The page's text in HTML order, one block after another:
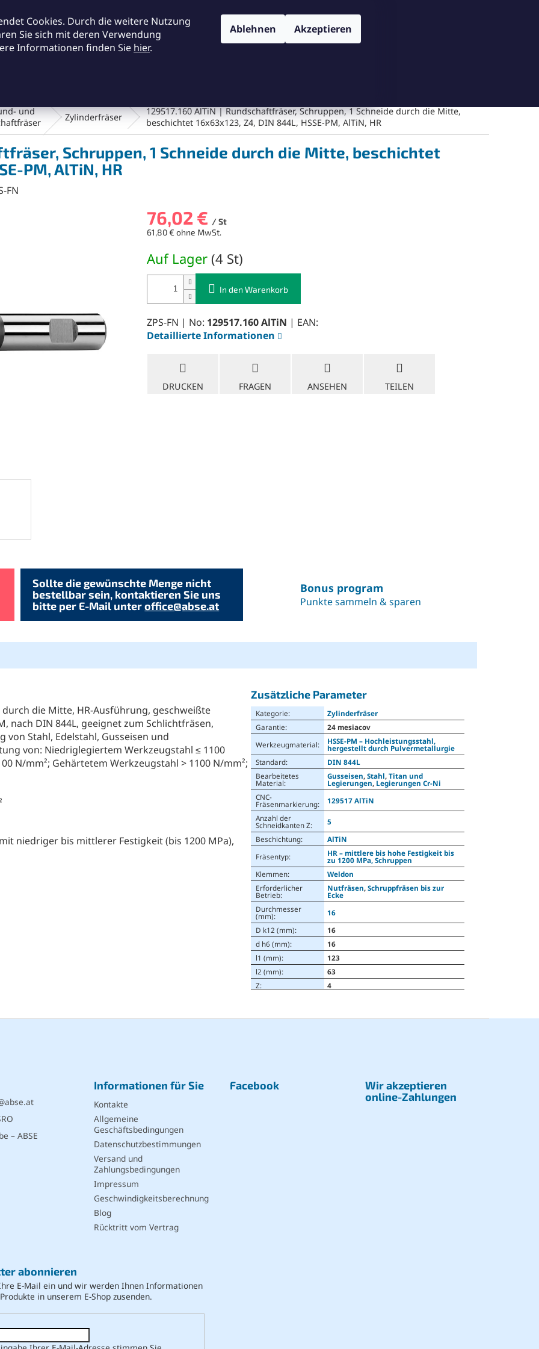
Cookies. Durch die weitere Nutzung
Sie sich mit deren Verwendung
Informationen finden Sie hier.
Ablehnen Akzeptieren
und Bürsten
und
Zylinderfräser
129517.160 AlTiN | Rundschaftfräser, Schruppen, 1 Schneide durch die Mitte,
beschichtet 16x63x123, Z4, DIN 844L, HSSE-PM, AlTiN, HR
Schruppen, 1 Schneide durch die Mitte, beschichtet
PM, AlTiN, HR
FN
76,02 € / St
61,80 € ohne MwSt.
Auf Lager (4 St)
In den Warenkorb
ZPS-FN | No: 129517.160 AlTiN | EAN:
Detaillierte Informationen
DRUCKEN FRAGEN ANSEHEN TEILEN
Sollte die gewünschte Menge nicht
bestellbar sein, kontaktieren Sie uns
bitte per E-Mail unteroffice@abse.at
Bonus program
Punkte sammeln & sparen
die Mitte, HR-Ausführung, geschweißte
nach DIN 844L, geeignet zum Schlichtfräsen,
von Stahl, Edelstahl, Gusseisen und
von: Niedriglegiertem Werkzeugstahl ≤ 1100
N/mm²; Gehärtetem Werkzeugstahl > 1100 N/mm²;
niedriger bis mittlerer Festigkeit (bis 1200 MPa),
Zusätzliche Parameter
Kategorie:
Zylinderfräser
Garantie:
24 mesiacov
Werkzeugmaterial: HSSE-PM – Hochleistungsstahl,
hergestellt durch Pulvermetallurgie
Standard:
DIN 844L
Bearbeitetes
Material:
Gusseisen,Stahl,Titan und
Legierungen, Legierungen Cr-Ni
CNC-
Fräsenmarkierung:
129517 AlTiN
Anzahl der
Schneidkanten Z:
5
Beschichtung:
AlTiN
Fräsentyp: HR – mittlere bis hohe Festigkeit bis
zu 1200 MPa, Schruppen
Klemmen:
Weldon
Erforderlicher
Betrieb:
Nutfräsen,Schruppfräsen bis zur
Ecke
Durchmesser
(mm):
16
D k12 (mm):
16
d h6 (mm):
16
l1 (mm):
123
l2 (mm):
63
Z: 4
abse.at
– ABSE
Informationen für Sie
Kontakte
Allgemeine
Geschäftsbedingungen
Datenschutzbestimmungen
Versand und
Zahlungsbedingungen
Impressum
Geschwindigkeitsberechnung
Blog
Rücktritt vom Vertrag
Facebook
Wir akzeptieren
online-Zahlungen
abonnieren
E-Mail ein und wir werden Ihnen Informationen
in unserem E-Shop zusenden.